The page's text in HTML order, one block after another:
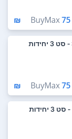
75 ₪
75 ₪